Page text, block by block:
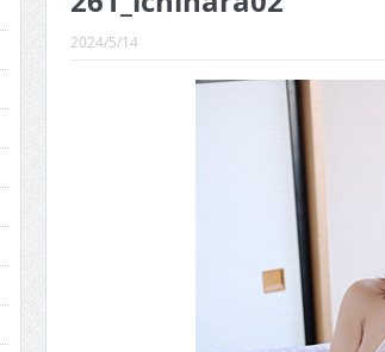
289号
CINEMA×STYLE 288号
CINEMA×STYLE 286号
CINEMA×STYLE 285号
294号
2024/5/14